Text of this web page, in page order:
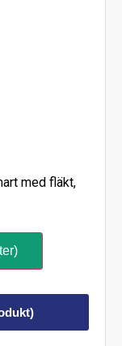
med fläkt,